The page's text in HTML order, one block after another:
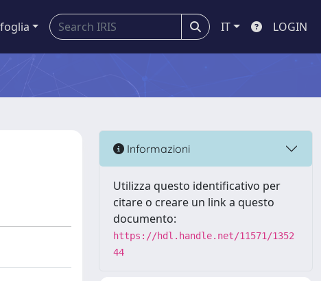
IT LOGIN
Informazioni
Utilizza questo identificativo per
citare o creare un link a questo
documento:
https://hdl.handle.net/11571/1352
44